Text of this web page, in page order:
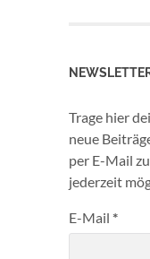
Trage hier
neue
per E-Mail
jederzeit
E-Mail *